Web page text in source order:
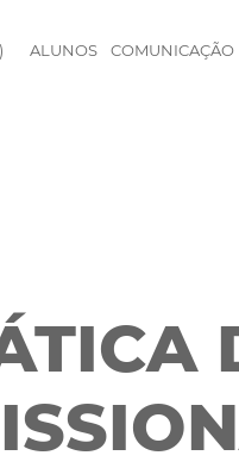
ALUNOS COMUNICAÇÃO